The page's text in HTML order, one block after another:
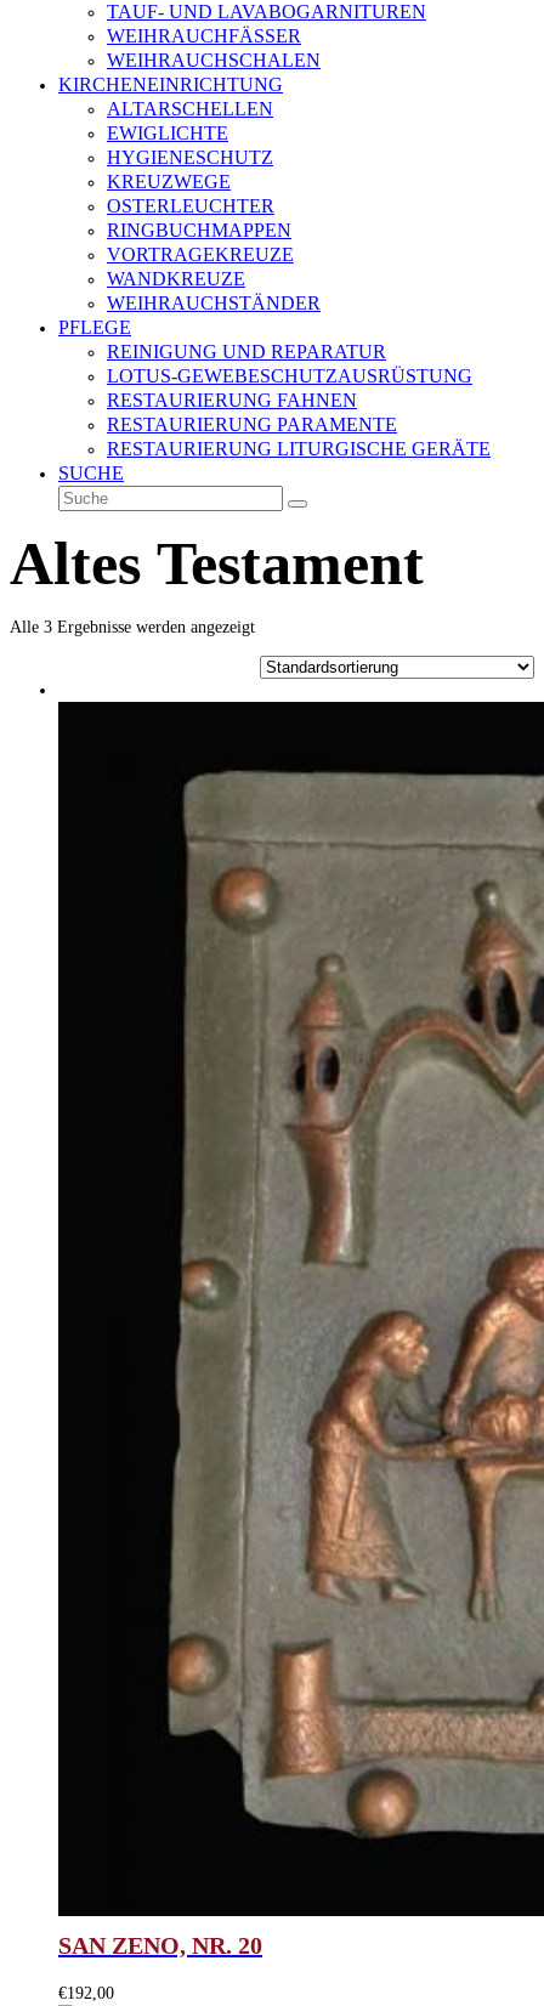
TAUF- UND LAVABOGARNITUREN
WEIHRAUCHFÄSSER
WEIHRAUCHSCHALEN
KIRCHENEINRICHTUNG
ALTARSCHELLEN
EWIGLICHTE
HYGIENESCHUTZ
KREUZWEGE
OSTERLEUCHTER
RINGBUCHMAPPEN
VORTRAGEKREUZE
WANDKREUZE
WEIHRAUCHSTÄNDER
PFLEGE
REINIGUNG UND REPARATUR
LOTUS-GEWEBESCHUTZAUSRÜSTUNG
RESTAURIERUNG FAHNEN
RESTAURIERUNG PARAMENTE
RESTAURIERUNG LITURGISCHE GERÄTE
SUCHE
Suche
Senden
Altes Testament
Alle 3 Ergebnisse werden angezeigt
SAN ZENO, NR. 20
€192,00